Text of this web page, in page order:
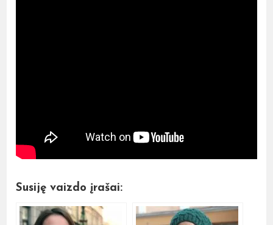
Susiję vaizdo įrašai: